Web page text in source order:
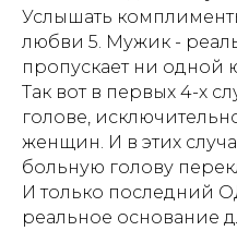
Услышать
любви 5. Мужик -
пропускает ни одной
Так вот в первых 4-х
голове,
женщин. И в этих
больную голову
И только последний
реальное основание